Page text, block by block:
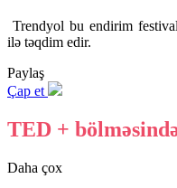
Trendyol bu endirim
ilə təqdim edir.
Paylaş
Çap et
TED +
Daha çox